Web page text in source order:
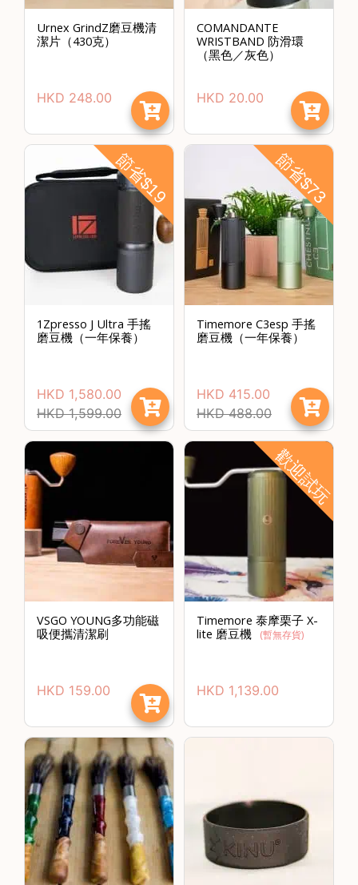
：
Urnex GrindZ磨豆機清
潔片（430克）
HKD 248.00
COMANDANTE
WRISTBAND 防滑環
（黑色／灰色）
HKD 20.00
節省$19
1Zpresso J Ultra 手搖
磨豆機（一年保養）
HKD 1,580.00
HKD1,599.00
節省$73
Timemore C3esp 手搖
磨豆機（一年保養）
HKD 415.00
HKD488.00
VSGO YOUNG多功能磁
吸便攜清潔刷
HKD 159.00
歡迎試玩
Timemore 泰摩栗子 X-
lite 磨豆機
(暫無存貨)
HKD 1,139.00